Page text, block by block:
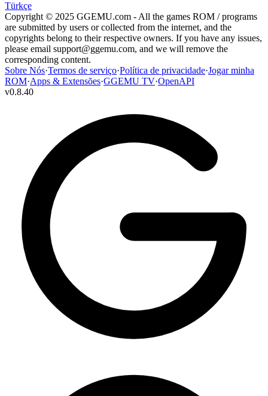
Türkçe
Copyright © 2025 GGEMU.com - All the games ROM / programs
are submitted by users or collected from the internet, and the
copyrights belong to their respective owners. If you have any issues,
please email support@ggemu.com, and we will remove the
corresponding content.
Sobre Nós·Termos de serviço·Política de privacidade·Jogar minha
ROM·Apps & Extensões·GGEMU TV·OpenAPI
v0.8.40